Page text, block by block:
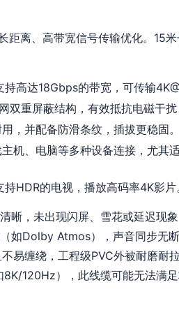
距离、高带宽信号传输优化。15
高达18Gbps的带宽，可传输
重屏蔽结构，有效抵抗电磁干扰
，并配备防滑条纹，插拔更稳固。
机、电脑等多种设备连接，尤其
HDR的电视，播放高码率4K影片
晰，未出现闪屏、雪花或延迟现象
如Dolby Atmos），声音同步无断
易缠绕，工程级PVC外被耐磨耐拉
120Hz），此线缆可能无法满